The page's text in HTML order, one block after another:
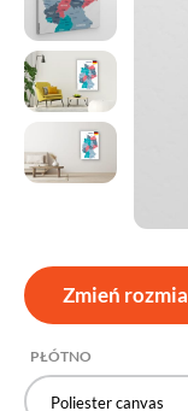
Zmień
PŁÓTNO
Poliester canvas